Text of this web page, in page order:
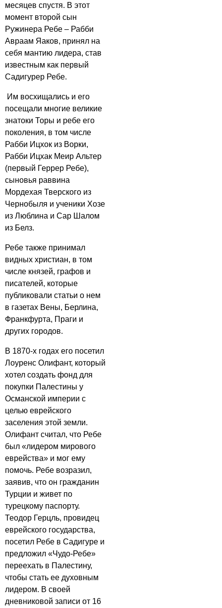
месяцев спустя. В этот
момент второй сын
Ружинера Ребе – Рабби
Авраам Яаков, принял на
себя мантию лидера, став
известным как первый
Садигурер Ребе.
Им восхищались и его
посещали многие великие
знатоки Торы и ребе его
поколения, в том числе
Рабби Ицхок из Ворки,
Рабби Ицхак Меир Альтер
(первый Геррер Ребе),
сыновья раввина
Мордехая Тверского из
Чернобыля и ученики Хозе
из Люблина и Сар Шалом
из Белз.
Ребе также принимал
видных христиан, в том
числе князей, графов и
писателей, которые
публиковали статьи о нем
в газетах Вены, Берлина,
Франкфурта, Праги и
других городов.
В 1870-х годах его посетил
Лоуренс Олифант, который
хотел создать фонд для
покупки Палестины у
Османской империи с
целью еврейского
заселения этой земли.
Олифант считал, что Ребе
был «лидером мирового
еврейства» и мог ему
помочь. Ребе возразил,
заявив, что он гражданин
Турции и живет по
турецкому паспорту.
Теодор Герцль, провидец
еврейского государства,
посетил Ребе в Садигуре и
предложил «Чудо-Ребе»
переехать в Палестину,
чтобы стать ее духовным
лидером. В своей
дневниковой записи от 16